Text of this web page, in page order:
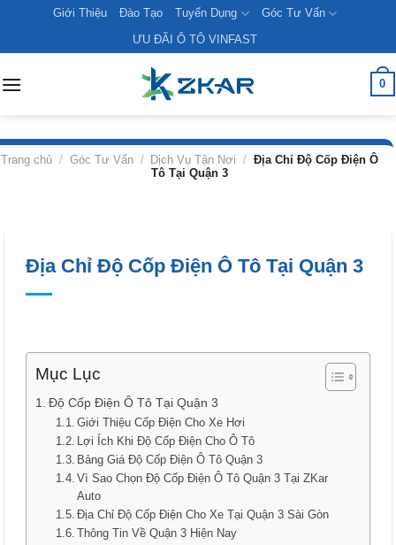
content
Giới Thiệu Đào Tạo Tuyển Dụng
Góc Tư Vấn
ƯU ĐÃI Ô TÔ VINFAST
0
Trang chủ / Góc Tư Vấn / Dịch Vụ Tận Nơi / Địa Chỉ Độ Cốp Điện Ô
Tô Tại Quận 3
Địa Chỉ Độ Cốp Điện Ô Tô Tại Quận 3
Mục Lục
Độ Cốp Điện Ô Tô Tại Quận 3
Giới Thiệu Cốp Điện Cho Xe Hơi
Lợi Ích Khi Độ Cốp Điện Cho Ô Tô
Bảng Giá Độ Cốp Điện Ô Tô Quận 3
Vì Sao Chọn Độ Cốp Điện Ô Tô Quận 3 Tại ZKar
Auto
Địa Chỉ Độ Cốp Điện Cho Xe Tại Quận 3 Sài Gòn
Thông Tin Về Quận 3 Hiện Nay